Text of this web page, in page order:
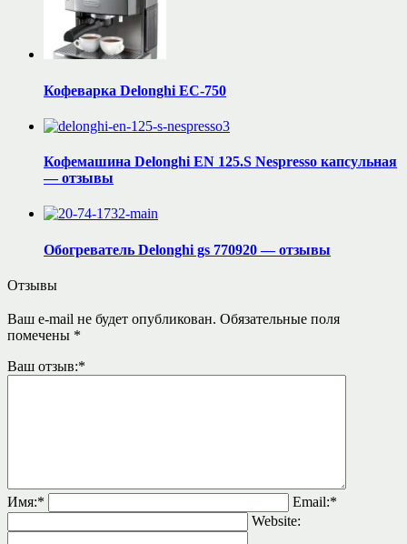
Кофеварка Delonghi EC-750
Кофемашина Delonghi EN 125.S Nespresso капсульная
— отзывы
Обогреватель Delonghi gs 770920 — отзывы
Отзывы
Ваш e-mail не будет опубликован. Обязательные поля
помечены *
Ваш отзыв:*
Имя:* Email:*
Website: